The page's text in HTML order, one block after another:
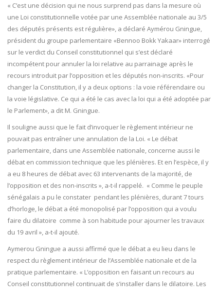
« C’est une décision qui ne nous surprend pas dans la mesure où
une Loi constitutionnelle votée par une Assemblée nationale au 3/5
des députés présents est régulière», a déclaré Aymérou Gningue,
président du groupe parlementaire «Bennoo Bokk Yakaar» interrogé
sur le verdict du Conseil constitutionnel qui s’est déclaré
incompétent pour annuler la loi relative au parrainage après le
recours introduit par l’opposition et les députés non-inscrits. «Pour
changer la Constitution, il y a deux options : la voie référendaire ou
la voie législative. Ce qui a été le cas avec la loi qui a été adoptée par
le Parlement», a dit M. Gningue.
Il souligne aussi que le fait d’invoquer le règlement intérieur ne
pouvait pas entraîner une annulation de la Loi. « Le débat
parlementaire, dans une Assemblée nationale, concerne aussi le
débat en commission technique que les plénières. Et en l’espèce, il y
a eu 8 heures de débat avec 63 intervenants de la majorité, de
l’opposition et des non-inscrits », a-t-il rappelé. « Comme le peuple
sénégalais a pu le constater pendant les plénières, durant 7 tours
d’horloge, le débat a été monopolisé par l’opposition qui a voulu
faire du dilatoire comme à son habitude pour ajourner les travaux
du 19 avril », a-t-il ajouté.
Aymerou Gningue a aussi affirmé que le débat a eu lieu dans le
respect du règlement intérieur de l’Assemblée nationale et de la
pratique parlementaire. « L’opposition en faisant un recours au
Conseil constitutionnel continuait de s’installer dans le dilatoire. Les